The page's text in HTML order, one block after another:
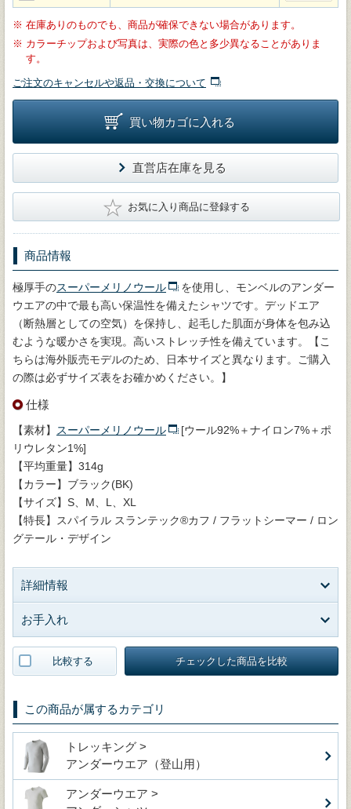
※ 在庫ありのものでも、商品が確保できない場合があります。
※ カラーチップおよび写真は、実際の色と多少異なることがありま
す。
ご注文のキャンセルや返品・交換について
買い物カゴに入れる
直営店在庫を見る
★ お気に入り商品に登録する
商品情報
極厚手のスーパーメリノウール
を使用し、モンベルのアンダー
ウエアの中で最も高い保温性を備えたシャツです。デッドエア
（断熱層としての空気）を保持し、起毛した肌面が身体を包み込
むような暖かさを実現。高いストレッチ性を備えています。【こ
ちらは海外販売モデルのため、日本サイズと異なります。ご購入
の際は必ずサイズ表をお確かめください。】
仕様
【素材】 スーパーメリノウール
[ウール92%＋ナイロン7%＋ポ
リウレタン1%]
【平均重量】314g
【カラー】ブラック(BK)
【サイズ】S、M、L、XL
【特長】スパイラル スランテック®カフ / フラットシーマー / ロン
グテール・デザイン
詳細情報
お手入れ
比較する チェックした商品を比較
この商品が属するカテゴリ
トレッキング >
アンダーウエア（登山用）
アンダーウエア >